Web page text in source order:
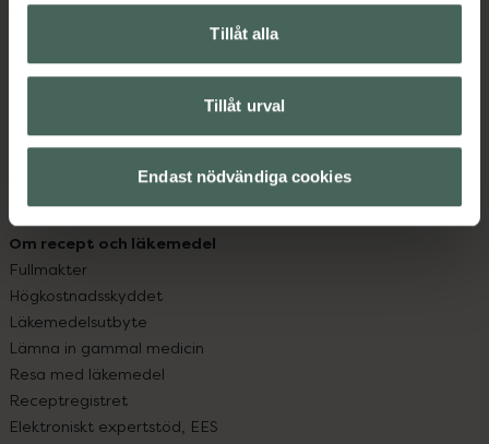
Tillåt alla
Tillåt urval
Endast nödvändiga cookies
Handla tryggt
Leverans, betalning och retur
Sajtens tillgänglighet
Köpvillkor
Om recept och läkemedel
Fullmakter
Högkostnadsskyddet
Läkemedelsutbyte
Lämna in gammal medicin
Resa med läkemedel
Receptregistret
Elektroniskt expertstöd, EES